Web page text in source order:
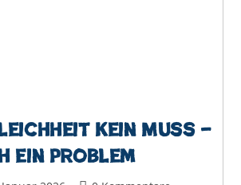
kein Muss –
ein Problem